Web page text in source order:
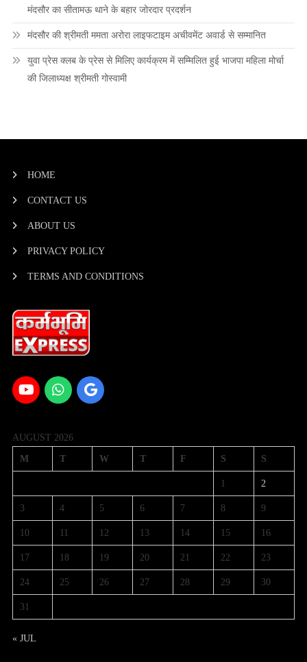
मंदसौर का सीतामऊ थाने के बहार जोरदार प्रदर्शन
मंदसौर की श्रीमती ममता अरोरा लाइफटाइम अचीवमेंट अवार्ड से सम्मानित
युवा प्रेस क्लब के प्रेस से मिलिए कार्यक्रम में सम्मिलित हुई भाजपा महिला मोर्चा
की जिलाध्यक्ष श्रीमती गोस्वामी
HOME
CONTACT US
ABOUT US
PRIVACY POLICY
TERMS AND CONDITIONS
AUGUST 2026
M T W T F S S
1 2
3 4 5 6 7 8 9
10 11 12 13 14 15 16
17 18 19 20 21 22 23
24 25 26 27 28 29 30
31
« JUL